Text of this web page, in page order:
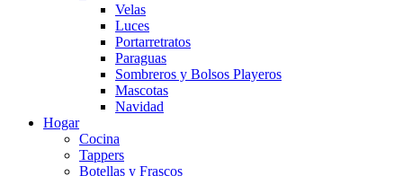
Velas
Luces
Portarretratos
Paraguas
Sombreros y Bolsos Playeros
Mascotas
Navidad
Hogar
Cocina
Tappers
Botellas y Frascos